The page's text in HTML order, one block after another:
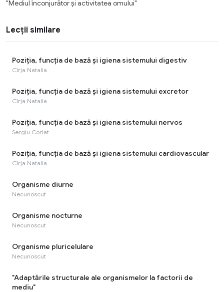
"Mediul înconjurător și activitatea omului"
Lecții similare
Poziția, funcția de bază și igiena sistemului digestiv
Cîrja Natalia
Poziția, funcția de bază și igiena sistemului excretor
Cîrja Natalia
Poziția, funcția de bază și igiena sistemului nervos
Sergiu Corlat
Poziția, funcția de bază și igiena sistemului cardiovascular
Cîrja Natalia
Organisme diurne
Necunoscut
Organisme nocturne
Necunoscut
Organisme pluricelulare
Necunoscut
"Adaptările structurale ale organismelor la factorii de
mediu"